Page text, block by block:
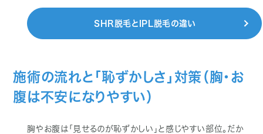
SHR脱毛とIPL脱毛の違い
施術の流れと「恥ずかしさ」対策（胸・お
腹は不安になりやすい）
胸やお腹は「見せるのが恥ずかしい」と感じやすい部位。だか